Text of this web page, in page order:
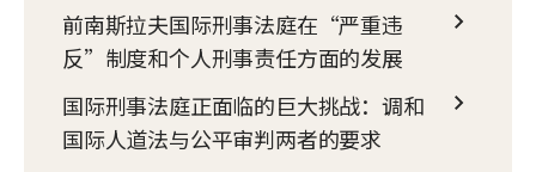
前南斯拉夫国际刑事法庭在“严重违
反”制度和个人刑事责任方面的发展
国际刑事法庭正面临的巨大挑战：调和
国际人道法与公平审判两者的要求